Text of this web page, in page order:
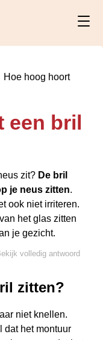
Hoe hoog hoort
bril
zit? De bril
je neus zitten.
ook niet irriteren.
het glas zitten
je gezicht.
volledig antwoord
zitten?
niet knellen.
dat het montuur